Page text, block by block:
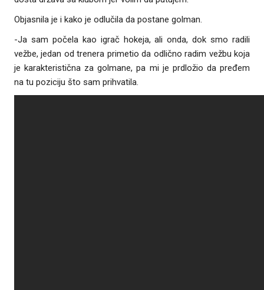
Objasnila je i kako je odlučila da postane golman.
-Ja sam počela kao igrač hokeja, ali onda, dok smo radili
vežbe, jedan od trenera primetio da odlično radim vežbu koja
je karakteristična za golmane, pa mi je prdložio da pređem
na tu poziciju što sam prihvatila.